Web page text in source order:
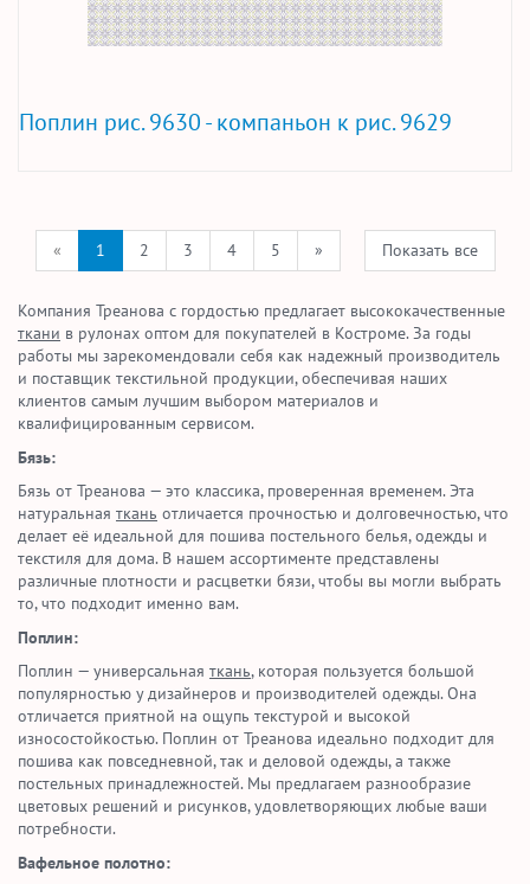
Поплин рис. 9630 - компаньон к рис. 9629
« 1 2 3 4 5 » Показать все
Компания Треанова с гордостью предлагает высококачественные
ткани в рулонах оптом для покупателей в Костроме. За годы
работы мы зарекомендовали себя как надежный производитель
и поставщик текстильной продукции, обеспечивая наших
клиентов самым лучшим выбором материалов и
квалифицированным сервисом.
Бязь:
Бязь от Треанова — это классика, проверенная временем. Эта
натуральная ткань отличается прочностью и долговечностью, что
делает её идеальной для пошива постельного белья, одежды и
текстиля для дома. В нашем ассортименте представлены
различные плотности и расцветки бязи, чтобы вы могли выбрать
то, что подходит именно вам.
Поплин:
Поплин — универсальная ткань, которая пользуется большой
популярностью у дизайнеров и производителей одежды. Она
отличается приятной на ощупь текстурой и высокой
износостойкостью. Поплин от Треанова идеально подходит для
пошива как повседневной, так и деловой одежды, а также
постельных принадлежностей. Мы предлагаем разнообразие
цветовых решений и рисунков, удовлетворяющих любые ваши
потребности.
Вафельное полотно: